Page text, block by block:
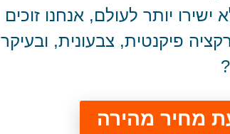
יותר לעולם, אנחנו זוכים
פיקנטית, צבעונית, ובעיקר
מחיר מהירה